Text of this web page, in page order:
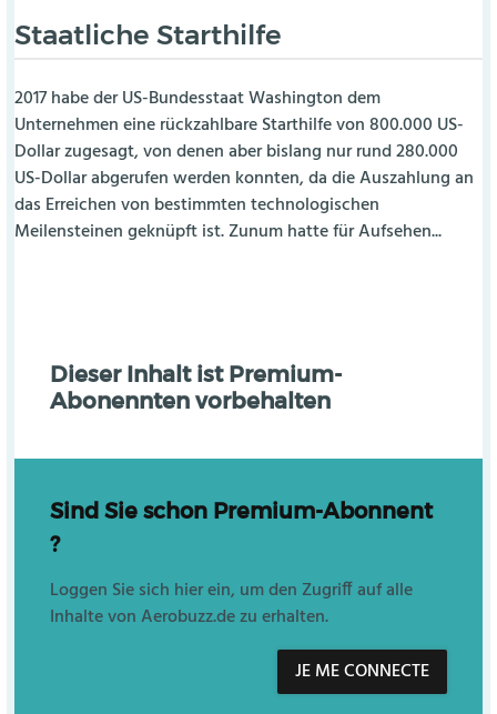
Staatliche Starthilfe
2017 habe der US-Bundesstaat Washington dem
Unternehmen eine rückzahlbare Starthilfe von 800.000 US-
Dollar zugesagt, von denen aber bislang nur rund 280.000
US-Dollar abgerufen werden konnten, da die Auszahlung an
das Erreichen von bestimmten technologischen
Meilensteinen geknüpft ist. Zunum hatte für Aufsehen...
Dieser Inhalt ist Premium-
Abonennten vorbehalten
Sind Sie schon Premium-Abonnent
?
Loggen Sie sich hier ein, um den Zugriff auf alle
Inhalte von Aerobuzz.de zu erhalten.
JE ME CONNECTE